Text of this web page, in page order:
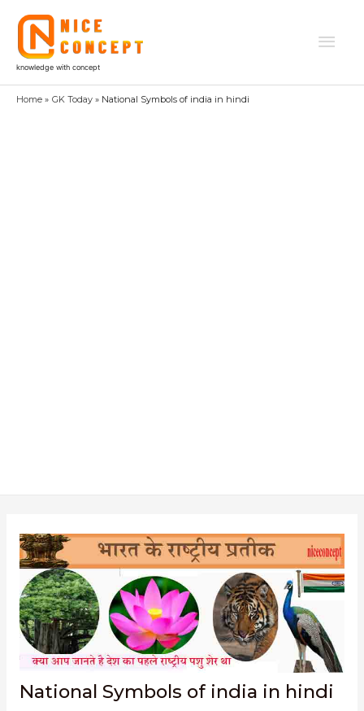
content
knowledge with concept
Home GK Today National Symbols of india in hindi
National Symbols of india in hindi